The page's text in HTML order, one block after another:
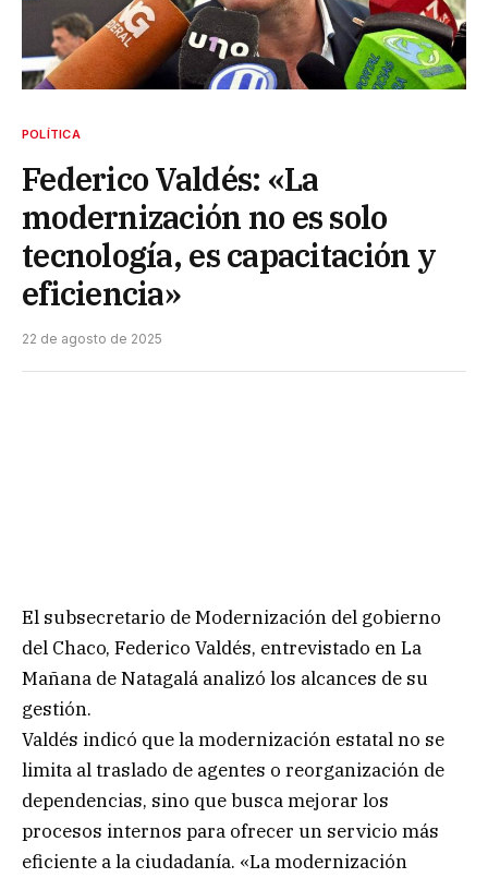
POLÍTICA
Federico Valdés: «La
modernización no es solo
tecnología, es capacitación y
eficiencia»
22 de agosto de 2025
El subsecretario de Modernización del gobierno
del Chaco, Federico Valdés, entrevistado en La
Mañana de Natagalá analizó los alcances de su
gestión.
Valdés indicó que la modernización estatal no se
limita al traslado de agentes o reorganización de
dependencias, sino que busca mejorar los
procesos internos para ofrecer un servicio más
eficiente a la ciudadanía. «La modernización